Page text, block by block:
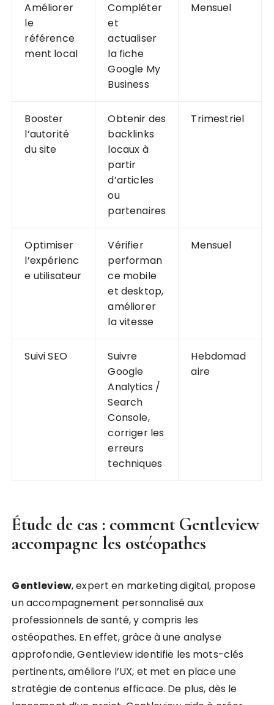
Améliorer
le
référence
ment local
Compléter
et
actualiser
la fiche
Google My
Business
Mensuel
Booster
l’autorité
du site
Obtenir des
backlinks
locaux à
partir
d’articles
ou
partenaires
Trimestriel
Optimiser
l’expérienc
e utilisateur
Vérifier
performan
ce mobile
et desktop,
améliorer
la vitesse
Mensuel
Suivi SEO
Suivre
Google
Analytics /
Search
Console,
corriger les
erreurs
techniques
Hebdomad
aire
Étude de cas : comment Gentleview
accompagne les ostéopathes
Gentleview, expert en marketing digital, propose
un accompagnement personnalisé aux
professionnels de santé, y compris les
ostéopathes. En effet, grâce à une analyse
approfondie, Gentleview identifie les mots-clés
pertinents, améliore l’UX, et met en place une
stratégie de contenus efficace. De plus, dès le